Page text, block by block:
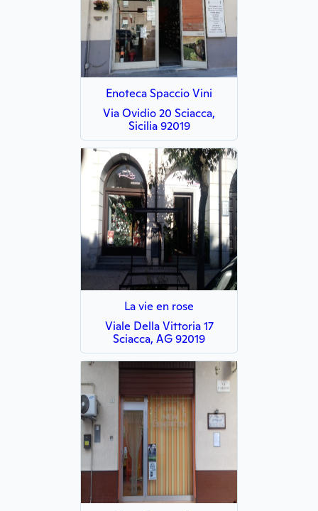
Enoteca Spaccio Vini
Via Ovidio 20 Sciacca,
Sicilia 92019
La vie en rose
Viale Della Vittoria 17
Sciacca, AG 92019